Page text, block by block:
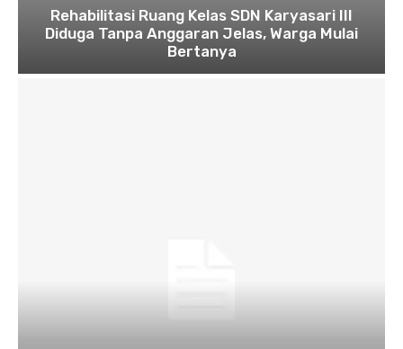
Rehabilitasi Ruang Kelas SDN Karyasari III
Diduga Tanpa Anggaran Jelas, Warga Mulai
Bertanya